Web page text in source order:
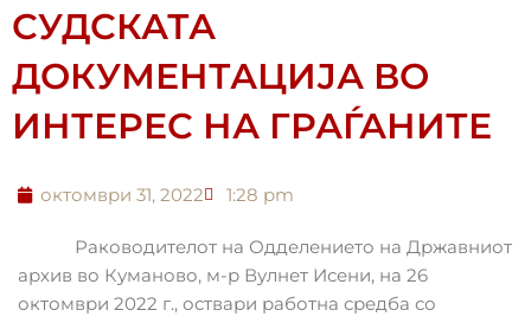
СУДСКАТА
ДОКУМЕНТАЦИЈА ВО
ИНТЕРЕС НА ГРАЃАНИТЕ
октомври 31, 2022 1:28 pm
Раководителот на Одделението на Државниот
архив во Куманово, м-р Вулнет Исени, на 26
октомври 2022 г., оствари работна средба со